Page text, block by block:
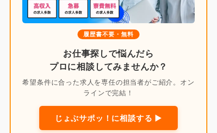
履歴書不要・無料
お仕事探しで悩んだら
プロに相談してみませんか？
希望条件に合った求人を専任の担当者がご紹介。オン
ラインで完結！
じょぶサポッ！に相談する ▶